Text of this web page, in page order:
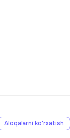
Aloqalarni ko'rsatish